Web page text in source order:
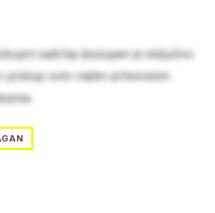
sadržaj dostupan je isključivo
svim našim arhiviranim